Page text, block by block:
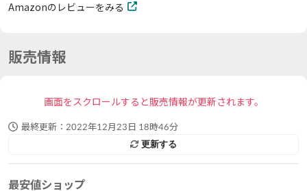
Amazonのレビューをみる
販売情報
画面をスクロールすると販売情報が更新されます。
最終更新： 2022年12月23日 18時46分
更新する
最安値ショップ